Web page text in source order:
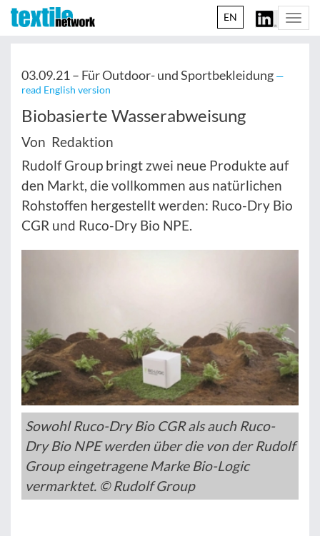
EN
03.09.21 – Für Outdoor- und Sportbekleidung —
read English version
Biobasierte Wasserabweisung
Von Redaktion
Rudolf Group bringt zwei neue Produkte auf
den Markt, die vollkommen aus natürlichen
Rohstoffen hergestellt werden: Ruco-Dry Bio
CGR und Ruco-Dry Bio NPE.
Sowohl Ruco-Dry Bio CGR als auch Ruco-
Dry Bio NPE werden über die von der Rudolf
Group eingetragene Marke Bio-Logic
vermarktet. © Rudolf Group